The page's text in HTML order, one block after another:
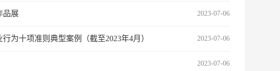
品展 2023-07-06
为十项准则典型案例（截至2023年4月） 2023-07-06
2023-07-06